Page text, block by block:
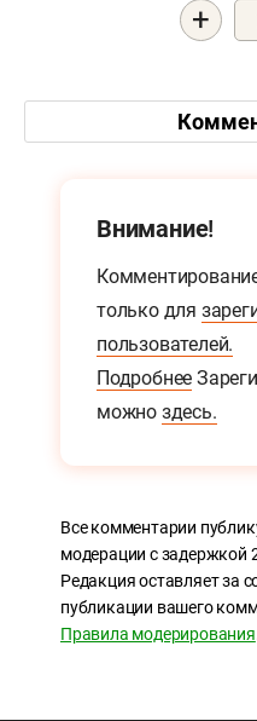
+
Внимание!
только для
пользователей.
Подробнее
можно здесь.
Все комментарии
модерации с задержкой
Редакция оставляет за
публикации вашего
Правила модерирования